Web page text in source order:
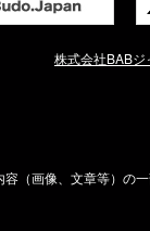
株式会社BABジ
容（画像、文章等）の